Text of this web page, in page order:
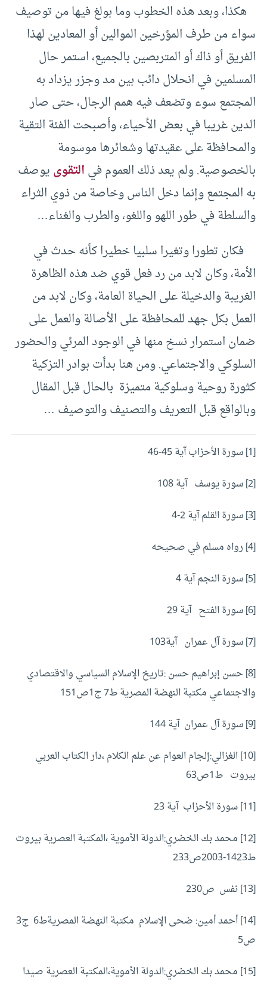
هكذا، وبعد هذه الخطوب وما بولغ فيها من توصيف
سواء من طرف المؤرخين الموالين أو المعادين لهذا
الفريق أو ذاك أو المتربصين بالجميع، استمر حال
المسلمين في انحلال دائب بين مد وجزر يزداد به
المجتمع سوء وتضعف فيه همم الرجال، حتى صار
الدين غريبا في بعض الأحياء، وأصبحت الفئة التقية
والمحافظة على عقيدتها وشعائرها موسومة
بالخصوصية. ولم يعد ذلك العموم فيالتقوىيوصف
به المجتمع وإنما دخل الناس وخاصة من ذوي الثراء
والسلطة في طور اللهو واللغو، والطرب والغناء…
فكان تطورا وتغيرا سلبيا خطيرا كأنه حدث في
الأمة، وكان لابد من رد فعل قوي ضد هذه الظاهرة
الغريبة والدخيلة على الحياة العامة، وكان لابد من
العمل بكل جهد للمحافظة على الأصالة والعمل على
ضمان استمرار نسخ منها في الوجود المرئي والحضور
السلوكي والاجتماعي. ومن هنا بدأت بوادر التزكية
كثورة روحية وسلوكية متميزة بالحال قبل المقال
وبالواقع قبل التعريف والتصنيف والتوصيف …
[1] سورة الأحزاب آية 45-46
[2] سورة يوسف آية 108
[3] سورة القلم آية 2-4
[4] رواه مسلم في صحيحه
[5] سورة النجم آية 4
[6] سورة الفتح آية 29
[7] سورة آل عمران آية103
[8] حسن إبراهيم حسن :تاريخ الإسلام السياسي والاقتصادي
والاجتماعي مكتبة النهضة المصرية ط7 ج1ص151
[9] سورة آل عمران آية 144
[10]
الغزالي:إلجام العوام عن علم الكلام ،دار الكتاب العربي
بيروت ط1ص63
[11]
سورة الأحزاب آية 23
[12]
محمد بك الخضري:الدولة الأموية ،المكتبة العصرية بيروت
ط1423-2003ص233
[13]
نفس ص230
[14]
أحمد أمين: ضحى الإسلام مكتبة النهضة المصريةط6 ج3
ص5
[15]
محمد بك الخضري:الدولة الأموية،المكتبة العصرية صيدا